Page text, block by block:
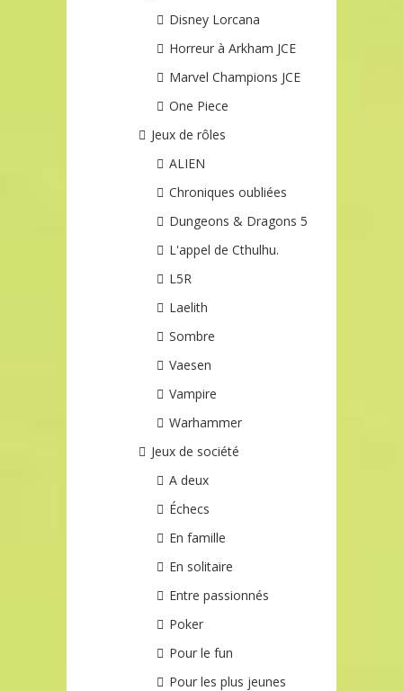
Disney Lorcana
Horreur à Arkham JCE
Marvel Champions JCE
One Piece
Jeux de rôles
ALIEN
Chroniques oubliées
Dungeons & Dragons 5
L'appel de Cthulhu.
L5R
Laelith
Sombre
Vaesen
Vampire
Warhammer
Jeux de société
A deux
Échecs
En famille
En solitaire
Entre passionnés
Poker
Pour le fun
Pour les plus jeunes